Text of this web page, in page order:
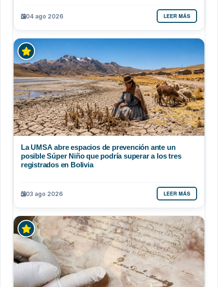
04 ago 2026 LEER MÁS
La UMSA abre espacios de prevención ante un
posible Súper Niño que podría superar a los tres
registrados en Bolivia
03 ago 2026 LEER MÁS